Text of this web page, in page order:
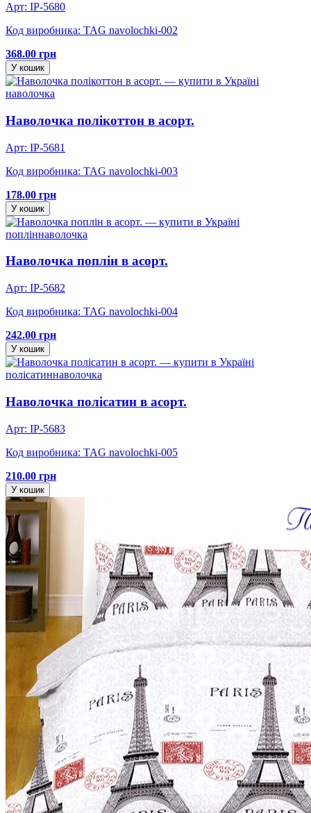
Арт: IP-5680
Код виробника: TAG navolochki-002
368.00 грн
У кошик
наволочка
Наволочка полікоттон в асорт.
Арт: IP-5681
Код виробника: TAG navolochki-003
178.00 грн
У кошик
попліннаволочка
Наволочка поплін в асорт.
Арт: IP-5682
Код виробника: TAG navolochki-004
242.00 грн
У кошик
полісатиннаволочка
Наволочка полісатин в асорт.
Арт: IP-5683
Код виробника: TAG navolochki-005
210.00 грн
У кошик